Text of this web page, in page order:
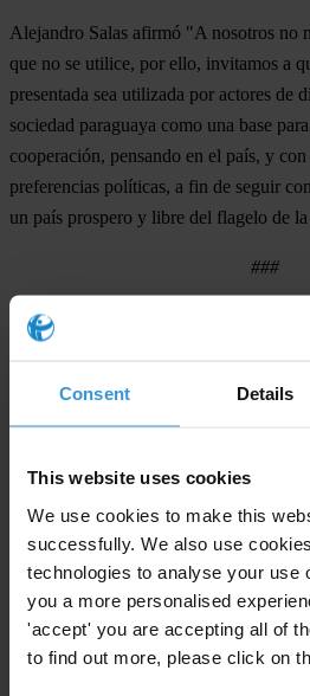
Consent Details
This website uses cookies
We use cookies to make this
successfully. We also use
technologies to analyse your use
you a more personalised
'accept' you are accepting all of
to find out more, please click on
Alejandro Salas afirmó "A nosotros no
que no se utilice, por ello, invitamos a
presentada sea utilizada por actores de
sociedad paraguaya como una base
cooperación, pensando en el país, y
preferencias políticas, a fin de seguir
un país prospero y libre del flagelo de
###
Transparency International es la
Nota para los editores:
La Evaluación
Integridad registra la eficacia para
incluye todas las ramas de gobierno,
los sectores público y privado y la
detallado análisis de los esfuerzos
corrupción, la evaluación provee un
organizaciones y ciudadanos pueden
visualizar mejor tanto las
corrupción, como la efectividad de los